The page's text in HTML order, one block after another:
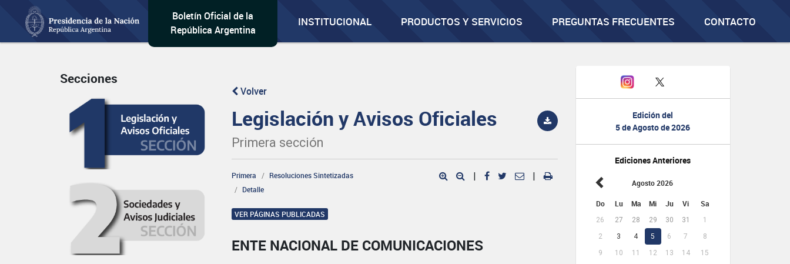
Boletín Oficial de la
República Argentina
INSTITUCIONAL PRODUCTOS Y SERVICIOS PREGUNTAS FRECUENTES CONTACTO
Edición del
5 de Agosto de 2026
Ediciones Anteriores
Agosto 2026
Do Lu Ma Mi Ju Vi Sa
26 27 28 29 30 31
1
2
3 4 5 6 7
8
9
10 11 12 13 14
15
Secciones
Volver
Legislación y Avisos Oficiales
Primera sección
Primera
Resoluciones Sintetizadas
Detalle
| |
VER PÁGINAS PUBLICADAS
ENTE NACIONAL DE COMUNICACIONES